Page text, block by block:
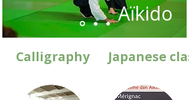
Aïkido
Calligraphy Japanese